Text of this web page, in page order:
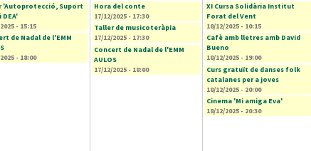
'Autoprotecció, Suport
- 15:15
de Nadal de l'EMM
- 18:00
Hora del conte
17/12/2025 - 17:30
Taller de musicoteràpia
17/12/2025 - 17:30
Concert de Nadal de l'EMM
AULOS
17/12/2025 - 18:00
XI Cursa Solidària Institut
Forat del Vent
18/12/2025 - 10:15
Cafè amb lletres amb David
Bueno
18/12/2025 - 19:00
Curs gratuït de danses folk
catalanes per a joves
18/12/2025 - 20:00
Cinema 'Mi amiga Eva'
18/12/2025 - 20:30